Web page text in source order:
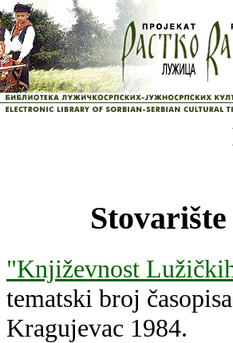
"Književnost
tematski broj
Kragujevac 1984.